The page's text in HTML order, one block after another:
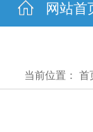
网站首
当前位置： 首